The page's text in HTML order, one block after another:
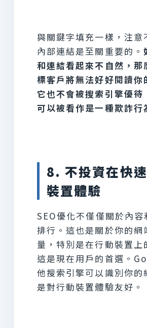
與關鍵字填充一樣，注意
內部連結是至關重要的。
和連結看起來不自然，那
標客戶將無法好好閱讀你
它也不會被搜索引擎優待
可以被看作是一種欺詐行
8. 不投資在快
裝置體驗
SEO優化不僅僅關於內容
排行。這也是關於你的網
量，特別是在行動裝置上
這是現在用戶的首選。
他搜索引擎可以識別你的
是對行動裝置體驗友好。